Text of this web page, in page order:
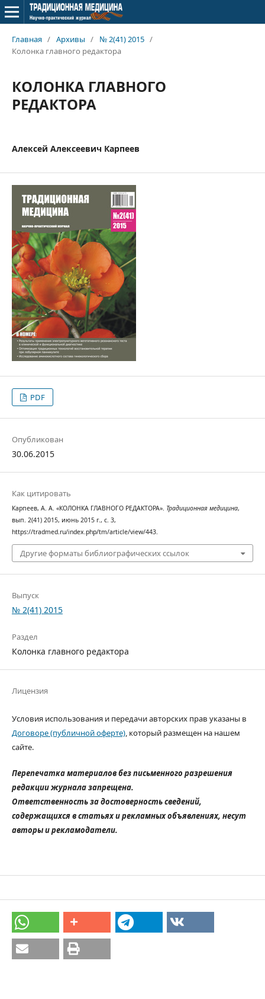
Главная / Архивы / № 2(41) 2015 /
Колонка главного редактора
КОЛОНКА ГЛАВНОГО
РЕДАКТОРА
Алексей Алексеевич Карпеев
PDF
Опубликован
30.06.2015
Как цитировать
Карпеев, А. А. «КОЛОНКА ГЛАВНОГО РЕДАКТОРА». Традиционная медицина,
вып. 2(41) 2015, июнь 2015 г., с. 3,
https://tradmed.ru/index.php/tm/article/view/443.
Другие форматы библиографических ссылок
Выпуск
№ 2(41) 2015
Раздел
Колонка главного редактора
Лицензия
Условия использования и передачи авторских прав указаны в
Договоре (публичной оферте), который размещен на нашем
сайте.
Перепечатка материалов без письменного разрешения
редакции журнала запрещена.
Ответственность за достоверность сведений,
содержащихся в статьях и рекламных объявлениях, несут
авторы и рекламодатели.